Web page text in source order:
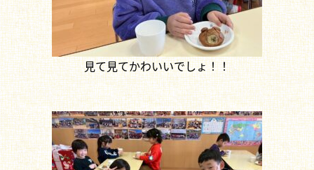
見て見てかわいいでしょ！！